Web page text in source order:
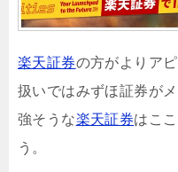
楽天証券の方がよりア
扱いではみずほ証券が
強そうな楽天証券はこ
う。